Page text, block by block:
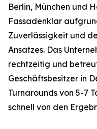
Berlin, München und
Fassadenklar
Zuverlässigkeit und
Ansatzes. Das
rechtzeitig und
Geschäftsbesitzer in
Turnarounds von 5-7
schnell von den